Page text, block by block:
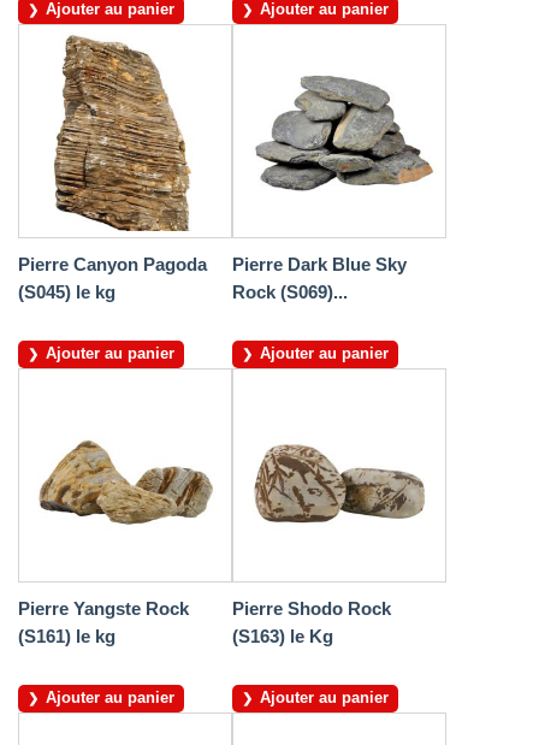
Ajouter au panier Ajouter au panier
Pierre Canyon Pagoda
(S045) le kg
Ajouter au panier
Pierre Dark Blue Sky
Rock (S069)...
Ajouter au panier
Pierre Yangste Rock
(S161) le kg
Ajouter au panier
Pierre Shodo Rock
(S163) le Kg
Ajouter au panier